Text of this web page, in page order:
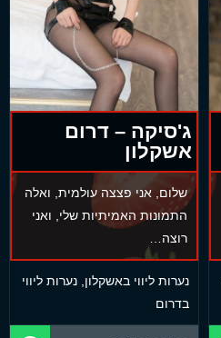
ג'סיקה – דרום
אשקלון
שלום, אני פצצה עולמית, ואלה
התמונות האמיתיות שלי, ואני
רוצה…
נערות ליווי באשקלון נערות ליווי
בדרום